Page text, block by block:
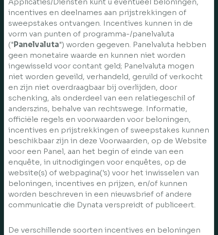
incentives en deelnames aan prijstrekkingen of
sweepstakes ontvangen. Incentives kunnen in de
vorm van punten of programma-/panelvaluta
("Panelvaluta") worden gegeven. Panelvaluta hebben
geen monetaire waarde en kunnen niet worden
ingewisseld voor contant geld; Panelvaluta mogen
niet worden geveild, verhandeld, geruild of verkocht
en zijn niet overdraagbaar bij overlijden, door
schenking, als onderdeel van een relatiegeschil of
anderszins, behalve van rechtswege. Informatie,
officiële regels en voorwaarden voor beloningen,
incentives en prijstrekkingen of sweepstakes kunnen
beschikbaar zijn in deze Voorwaarden, op de Website
voor een Panel, aan het begin of einde van een
enquête, in uitnodigingen voor enquêtes, op de
website(s) of webpagina('s) voor het inwisselen van
beloningen, incentives en prijzen, en/of kunnen
worden beschreven in een nieuwsbrief of andere
communicatie die Dynata verspreidt of publiceert.
De verschillende soorten incentives en beloningen